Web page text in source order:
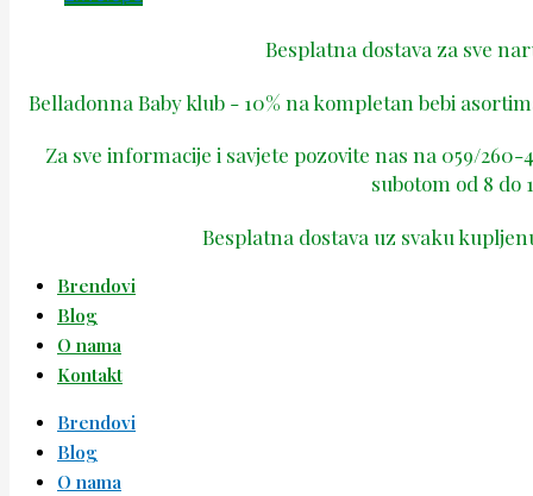
Besplatna dostava za sve
Belladonna Baby klub - 10% na kompletan bebi
Za sve informacije i savjete pozovite nas na 059/
subotom od 8 do
Besplatna dostava uz svaku
Brendovi
Blog
O nama
Kontakt
Brendovi
Blog
O nama